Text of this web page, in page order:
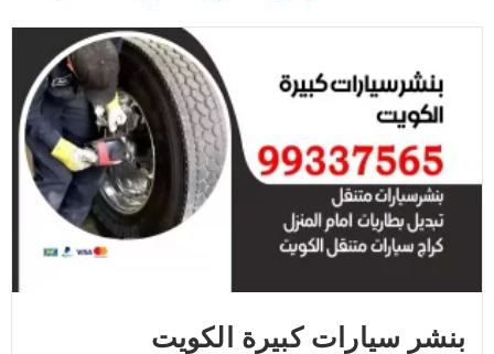
بنشر سيارات كبيرة الكويت